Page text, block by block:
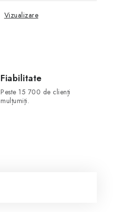
Vizualizare
Fiabilitate
Peste 15 700 de clienți
mulțumiți.